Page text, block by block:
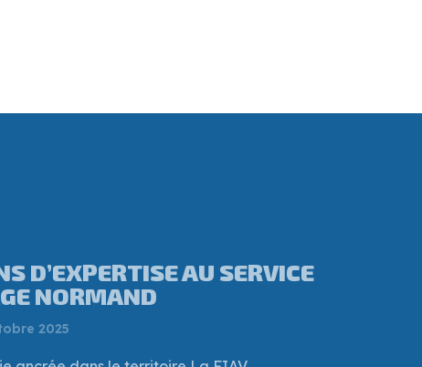
MÉRAND, CE
A REPRIS UNE
À L’OUEST DE CAEN ?